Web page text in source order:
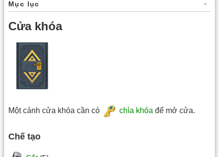
Mục lục
Cửa khóa
Một cánh cửa khóa cần có chìa khóa để mở cửa.
Chế tạo